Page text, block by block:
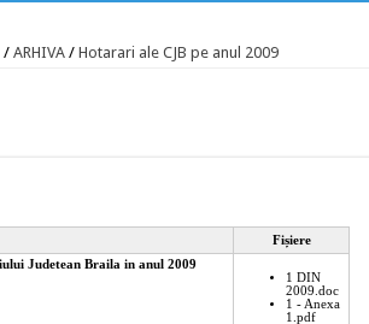
/ ARHIVA / Hotarari ale CJB pe anul 2009